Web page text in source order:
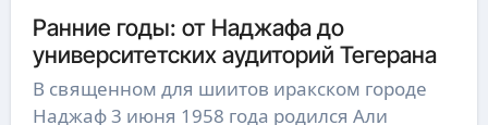
Ранние годы: от Наджафа до
университетских аудиторий Тегерана
В священном для шиитов иракском городе
Наджаф 3 июня 1958 года родился Али